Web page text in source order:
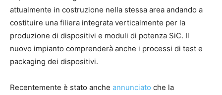
attualmente in costruzione nella stessa area andando a
costituire una filiera integrata verticalmente per la
produzione di dispositivi e moduli di potenza SiC. Il
nuovo impianto comprenderà anche i processi di test e
packaging dei dispositivi.
Recentemente è stato anche annunciato che la